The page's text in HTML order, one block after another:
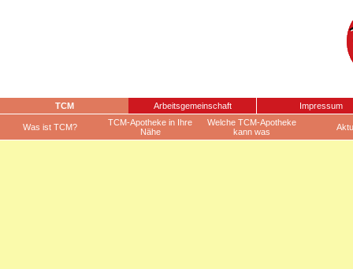
TCM Arbeitsgemeinschaft Impressum
Was ist TCM?
TCM-Apotheke in Ihre
Nähe
Welche TCM-Apotheke
kann was